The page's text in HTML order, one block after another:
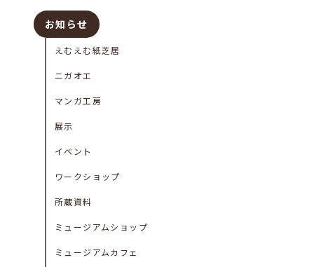
お知らせ
えむえむ紙芝居
ニガオエ
マンガ工房
展示
イベント
ワークショップ
所蔵資料
ミュージアムショップ
ミュージアムカフェ